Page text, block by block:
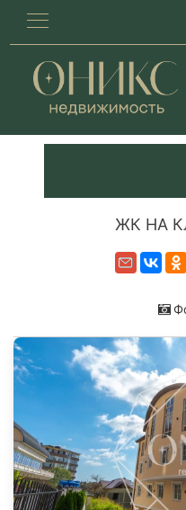
ЖК НА